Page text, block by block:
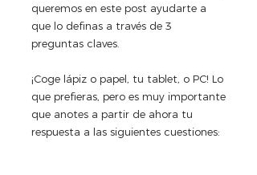
queremos en este post ayudarte a
que lo definas a través de 3
preguntas claves.
¡Coge lápiz o papel, tu tablet, o PC! Lo
que prefieras, pero es muy importante
que anotes a partir de ahora tu
respuesta a las siguientes cuestiones: